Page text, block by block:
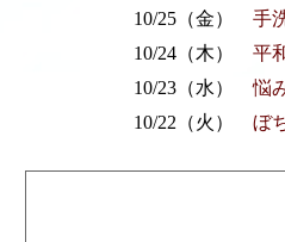
10/25（金）
手
10/24（木）
平
10/23（水）
悩
10/22（火）
ぼ